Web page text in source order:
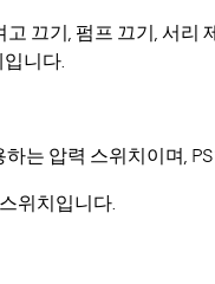
끄기, 펌프 끄기, 서리
니다.
압력 스위치이며,
위치입니다.